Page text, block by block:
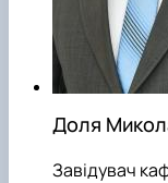
Доля
Завідувач